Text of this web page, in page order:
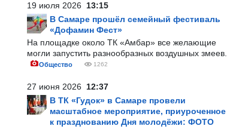
19 июля 2026 13:15
В Самаре прошёл семейный фестиваль
«Дофамин Фест»
На площадке около ТК «Амбар» все желающие
могли запустить разнообразных воздушных змеев.
Общество 1262
27 июня 2026 12:37
В ТК «Гудок» в Самаре провели
масштабное мероприятие, приуроченное
к празднованию Дня молодёжи: ФОТО